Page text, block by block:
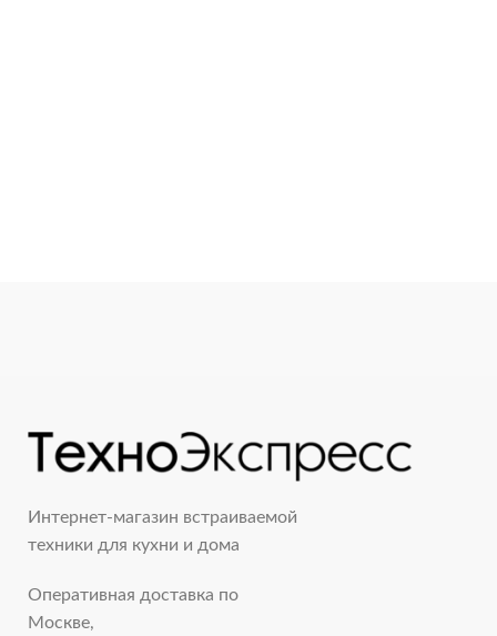
Интернет-магазин встраиваемой
техники для кухни и дома
Оперативная доставка по
Москве,